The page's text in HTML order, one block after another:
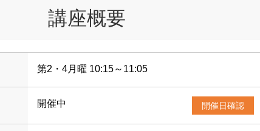
講座概要
第2・4月曜 10:15～11:05
開催中 開催日確認